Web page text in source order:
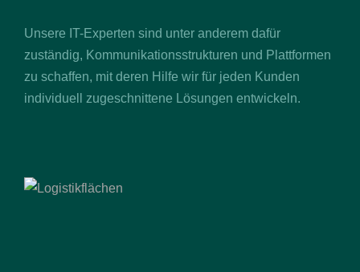
Unsere IT-Experten sind unter anderem dafür
zuständig, Kommunikationsstrukturen und Plattformen
zu schaffen, mit deren Hilfe wir für jeden Kunden
individuell zugeschnittene Lösungen entwickeln.